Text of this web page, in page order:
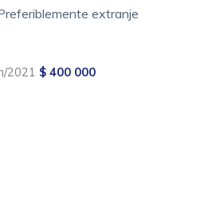
extranje
2021 $ 400 000